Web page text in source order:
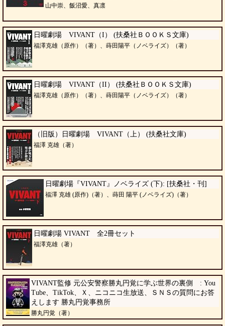
山中崇、飯沼愛、真凛
日曜劇場 VIVANT（I） (扶桑社ＢＯＯＫＳ文庫)
福澤克雄（原作）（著）、蒔田陽平（ノベライズ）（著）
日曜劇場 VIVANT（II） (扶桑社ＢＯＯＫＳ文庫)
福澤克雄（原作）（著）、蒔田陽平（ノベライズ）（著）
（旧版）日曜劇場 VIVANT（上） (扶桑社文庫)
福澤 克雄（著）
日曜劇場『VIVANT』ノベライズ (下): [扶桑社・刊]
福澤 克雄 (原作)（著）、蒔田 陽平 (ノベライズ)（著）
日曜劇場 VIVANT 全2冊セット
福澤克雄（著）
VIVANT監修 元公安警察勝丸円覚に学ぶ世界の裏側 : You
Tube、TikTok、Ｘ、ニコニコ生放送、ＳＮＳの質問にお答
えします 勝丸円覚事務所
勝丸円覚（著）